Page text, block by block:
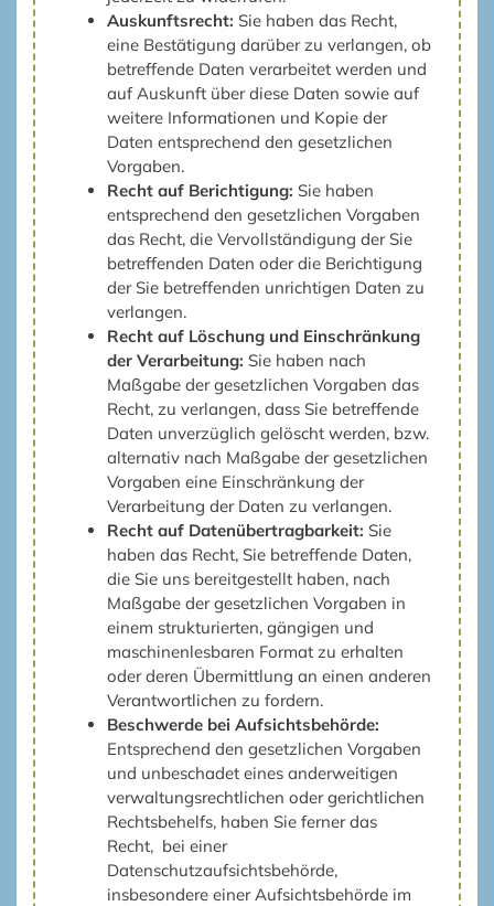
Auskunftsrecht: Sie haben das Recht,
eine Bestätigung darüber zu verlangen, ob
betreffende Daten verarbeitet werden und
auf Auskunft über diese Daten sowie auf
weitere Informationen und Kopie der
Daten entsprechend den gesetzlichen
Vorgaben.
Recht auf Berichtigung: Sie haben
entsprechend den gesetzlichen Vorgaben
das Recht, die Vervollständigung der Sie
betreffenden Daten oder die Berichtigung
der Sie betreffenden unrichtigen Daten zu
verlangen.
Recht auf Löschung und Einschränkung
der Verarbeitung: Sie haben nach
Maßgabe der gesetzlichen Vorgaben das
Recht, zu verlangen, dass Sie betreffende
Daten unverzüglich gelöscht werden, bzw.
alternativ nach Maßgabe der gesetzlichen
Vorgaben eine Einschränkung der
Verarbeitung der Daten zu verlangen.
Recht auf Datenübertragbarkeit: Sie
haben das Recht, Sie betreffende Daten,
die Sie uns bereitgestellt haben, nach
Maßgabe der gesetzlichen Vorgaben in
einem strukturierten, gängigen und
maschinenlesbaren Format zu erhalten
oder deren Übermittlung an einen anderen
Verantwortlichen zu fordern.
Beschwerde bei Aufsichtsbehörde:
Entsprechend den gesetzlichen Vorgaben
und unbeschadet eines anderweitigen
verwaltungsrechtlichen oder gerichtlichen
Rechtsbehelfs, haben Sie ferner das
Recht, bei einer
Datenschutzaufsichtsbehörde,
insbesondere einer Aufsichtsbehörde im